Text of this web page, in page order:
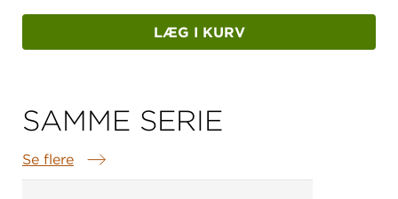
LÆG I KURV
SAMME SERIE
Se flere
Samme serie